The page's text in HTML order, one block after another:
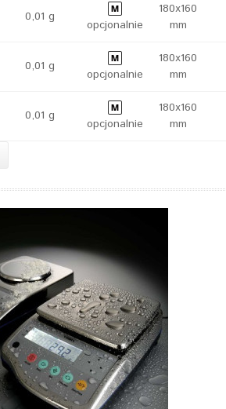
0,01 g
opcjonalnie
180x160
mm
0,01 g
opcjonalnie
180x160
mm
0,01 g
opcjonalnie
180x160
mm